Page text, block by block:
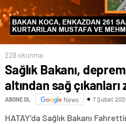
228 okunma
Sağlık Bakanı,
altından sağ
ABONE OL News 7 Şubat
HATAY’da Sağlık Bakanı